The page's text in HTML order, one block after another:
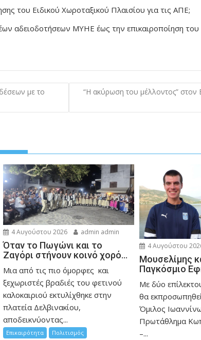
του Ειδικού Χωροταξικού Πλαισίου για τις ΑΠΕ;
αδειοδοτήσεων ΜΥΗΕ έως την επικαιροποίηση του
με το
“Η ακύρωση του μέλλοντος” στον
4 Αυγούστου 2026 admin admin
Όταν το Πωγώνι και το
Ζαγόρι στήνουν κοινό χορό…
Μια από τις πιο όμορφες και
ξεχωριστές βραδιές του φετινού
καλοκαιριού εκτυλίχθηκε στην
πλατεία Δελβινακίου,
αποδεικνύοντας...
Επικαιρότητα Πολιτισμός
4 Αυγούστου
Μουσελίμης
Παγκόσμιο
Mε δύο
θα
Όμιλος
Πρωτάθλημα
–...